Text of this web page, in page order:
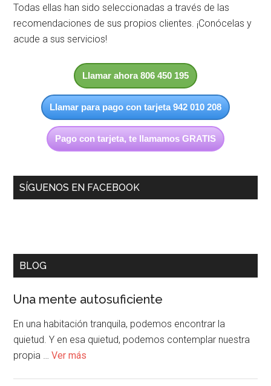
Todas ellas han sido seleccionadas a través de las
recomendaciones de sus propios clientes. ¡Conócelas y
acude a sus servicios!
Llamar ahora 806 450 195
Llamar para pago con tarjeta 942 010 208
Pago con tarjeta, te llamamos GRATIS
SÍGUENOS EN FACEBOOK
BLOG
Una mente autosuficiente
En una habitación tranquila, podemos encontrar la
quietud. Y en esa quietud, podemos contemplar nuestra
propia …Ver más